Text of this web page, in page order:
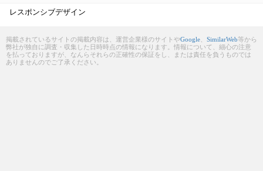
レスポンシブデザイン
掲載されているサイトの掲載内容は、運営企業様のサイトやGoogle SimilarWeb等から
弊社が独自に調査・収集した日時時点の情報になります。情報について、細心の注意
を払っておりますが、なんらそれらの正確性の保証をし、または責任を負うものでは
ありませんのでご了承ください。